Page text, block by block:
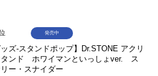
ッズ-スタンドポップ】Dr.STONE アクリ
タンド ホワイマンといっしょver. ス
ー・スナイダー
発売中